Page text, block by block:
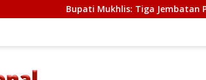
Bupati Mukhlis: Tiga Jembatan Putus di